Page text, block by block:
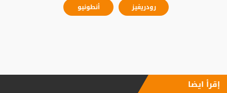
رودريغيز
أنطونيو
إقرأ ايضا